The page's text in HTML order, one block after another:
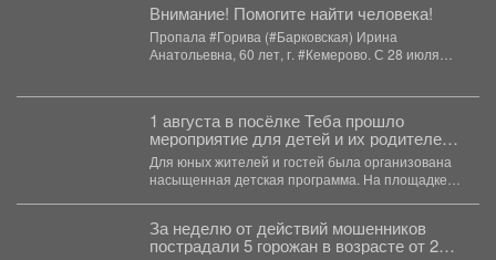
Внимание! Помогите найти человека!
Пропала #Горива (#Барковская) Ирина
Анатольевна, 60 лет, г. #Кемерово. С 28 июля
1 августа в посёлке Теба прошло
мероприятие для детей и их родителей
посвященное дню рождения поселка.
Для юных жителей и гостей была организована
насыщенная детская программа. На площадке
За неделю от действий мошенников
пострадали 5 горожан в возрасте от 24